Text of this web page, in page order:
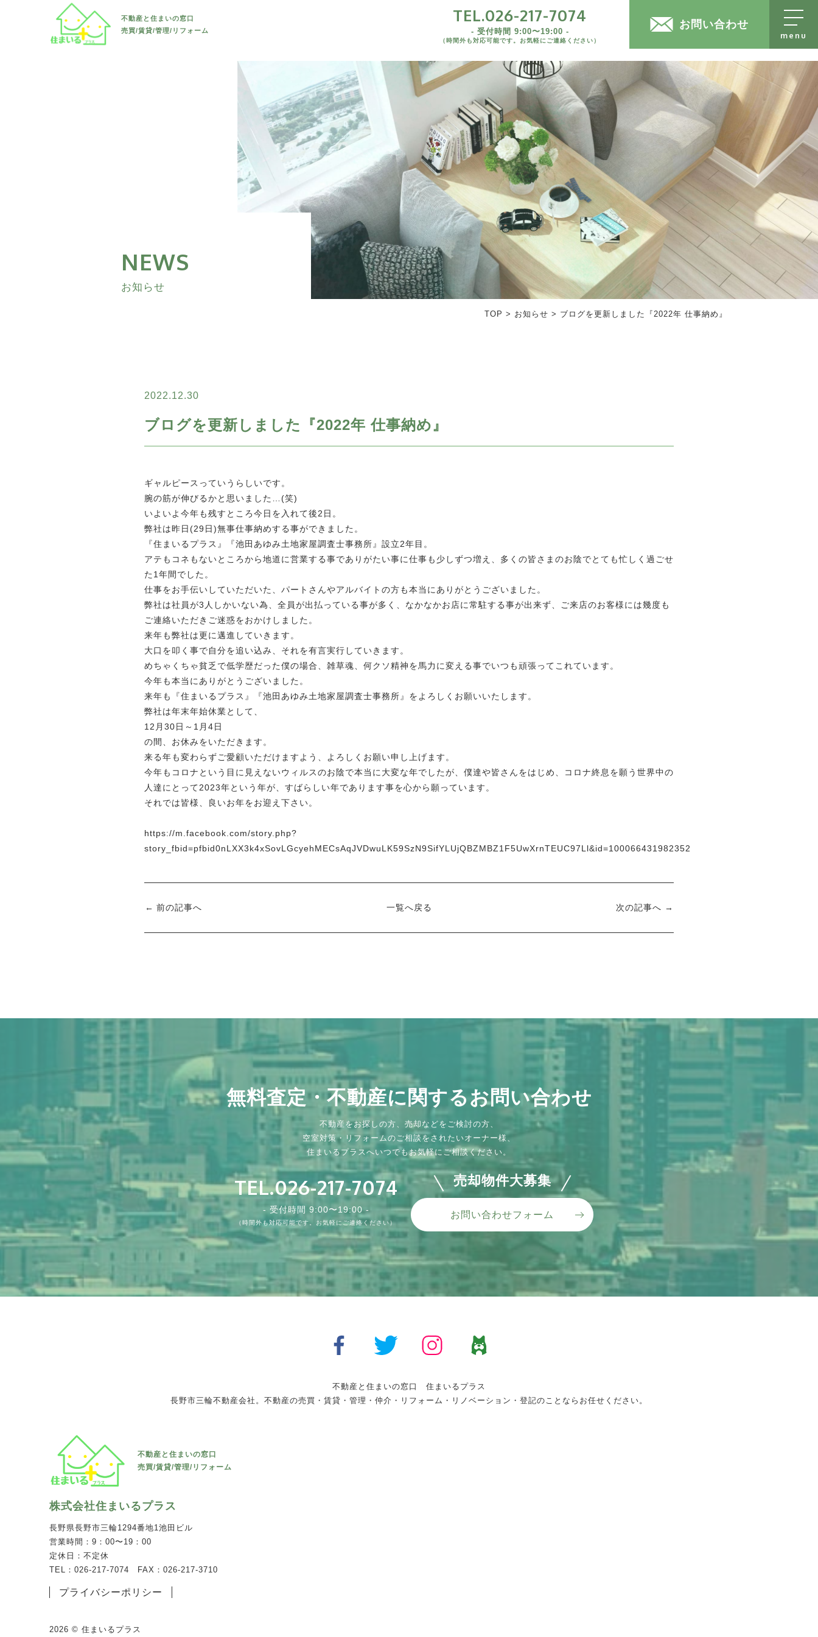
TEL.026-217-7074
- 受付時間 9:00〜19:00 -
（時間外も対応可能です。お気軽にご連絡ください）
お問い合わせ
不動産と住まいの窓口
売買/賃貸/管理/リフォーム
すべて
土地
千曲市
上田市
その他(長野県内)
その他(長野県外)
すべて
須坂市
千曲市
その他(長野県
その他(長野県
2K/2DK/2LDK
3DK/3LDK
4LDK以上
リフォーム・リノベーション TEL.026-217-7074
- 受付時間 9:00〜19:00 -
売却物件大募集
お問い合わせフォーム
NEWS
お知らせ
TOP > お知らせ > ブログを更新しました『2022年 仕事納め』
2022.12.30
ブログを更新しました『2022年 仕事納め』
ギャルピースっていうらしいです。
腕の筋が伸びるかと思いました…(笑)
いよいよ今年も残すところ今日を入れて後2日。
弊社は昨日(29日)無事仕事納めする事ができました。
『住まいるプラス』『池田あゆみ土地家屋調査士事務所』設立2年目。
アテもコネもないところから地道に営業する事でありがたい事に仕事も少しずつ増え、多くの皆さまのお陰でとても忙しく過ごせ
た1年間でした。
仕事をお手伝いしていただいた、パートさんやアルバイトの方も本当にありがとうございました。
弊社は社員が3人しかいない為、全員が出払っている事が多く、なかなかお店に常駐する事が出来ず、ご来店のお客様には幾度も
ご連絡いただきご迷惑をおかけしました。
来年も弊社は更に邁進していきます。
大口を叩く事で自分を追い込み、それを有言実行していきます。
めちゃくちゃ貧乏で低学歴だった僕の場合、雑草魂、何クソ精神を馬力に変える事でいつも頑張ってこれています。
今年も本当にありがとうございました。
来年も『住まいるプラス』『池田あゆみ土地家屋調査士事務所』をよろしくお願いいたします。
弊社は年末年始休業として、
12月30日～1月4日
の間、お休みをいただきます。
来る年も変わらずご愛顧いただけますよう、よろしくお願い申し上げます。
今年もコロナという目に見えないウィルスのお陰で本当に大変な年でしたが、僕達や皆さんをはじめ、コロナ終息を願う世界中の
人達にとって2023年という年が、すばらしい年であります事を心から願っています。
それでは皆様、良いお年をお迎え下さい。
https://m.facebook.com/story.php?
story_fbid=pfbid0nLXX3k4xSovLGcyehMECsAqJVDwuLK59SzN9SifYLUjQBZMBZ1F5UwXrnTEUC97Ll&id=100066431982352
前の記事へ 一覧へ戻る 次の記事へ
無料査定・不動産に関するお問い合わせ
不動産をお探しの方、売却などをご検討の方、
空室対策・リフォームのご相談をされたいオーナー様、
住まいるプラスへいつでもお気軽にご相談ください。
TEL.026-217-7074
- 受付時間 9:00〜19:00 -
（時間外も対応可能です。お気軽にご連絡ください）
売却物件大募集
お問い合わせフォーム
不動産と住まいの窓口 住まいるプラス
長野市三輪不動産会社。不動産の売買・賃貸・管理・仲介・リフォーム・リノベーション・登記のことならお任せください。
不動産と住まいの窓口
売買/賃貸/管理/リフォーム
株式会社住まいるプラス
長野県長野市三輪1294番地1池田ビル
営業時間：9：00〜19：00
定休日：不定休
TEL：026-217-7074 FAX：026-217-3710
プライバシーポリシー
2026 © 住まいるプラス